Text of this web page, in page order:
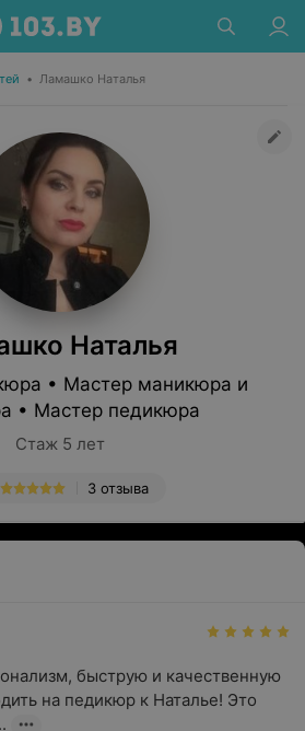
• Ламашко Наталья
Наталья
• Мастер маникюра и
• Мастер педикюра
Стаж 5 лет
3 отзыва
быструю и качественную
на педикюр к Наталье! Это